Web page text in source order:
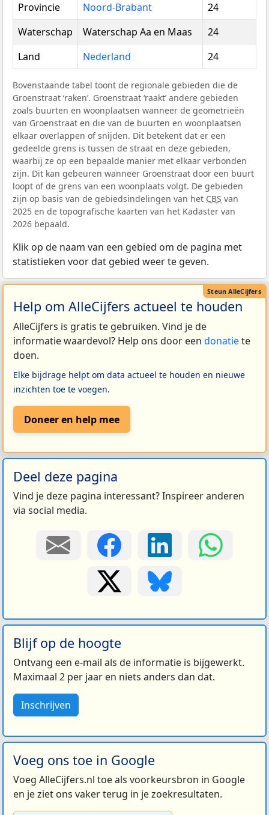
Provincie
Noord-Brabant
24
Waterschap
Waterschap Aa en Maas
24
Land
Nederland 24
Bovenstaande tabel toont de regionale gebieden die de
Groenstraat ‘raken’. Groenstraat ‘raakt’ andere gebieden
zoals buurten en woonplaatsen wanneer de geometrieën
van Groenstraat en die van de buurten en woonplaatsen
elkaar overlappen of snijden. Dit betekent dat er een
gedeelde grens is tussen de straat en deze gebieden,
waarbij ze op een bepaalde manier met elkaar verbonden
zijn. Dit kan gebeuren wanneer Groenstraat door een buurt
loopt of de grens van een woonplaats volgt. De gebieden
zijn op basis van de gebiedsindelingen van het CBS van
2025 en de topografische kaarten van het Kadaster van
2026 bepaald.
Klik op de naam van een gebied om de pagina met
statistieken voor dat gebied weer te geven.
Help om AlleCijfers actueel te houden
AlleCijfers is gratis te gebruiken. Vind je de
informatie waardevol? Help ons door een donatiete
doen.
Elke bijdrage helpt om data actueel te houden en nieuwe
inzichten toe te voegen.
Doneer en help mee
Deel deze pagina
Vind je deze pagina interessant? Inspireer anderen
via social media.
Blijf op de hoogte
Ontvang een e-mail als de informatie is bijgewerkt.
Maximaal 2 per jaar en niets anders dan dat.
Inschrijven
Voeg ons toe in Google
Voeg AlleCijfers.nl toe als voorkeursbron in Google
en je ziet ons vaker terug in je zoekresultaten.